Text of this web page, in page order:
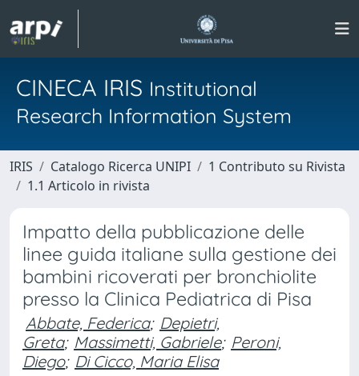
CINECA IRIS Institutional
Research Information System
IRIS Catalogo Ricerca UNIPI
1 Contributo su Rivista
1.1 Articolo in rivista
Impatto della pubblicazione delle
linee guida italiane sulla gestione dei
bambini ricoverati per bronchiolite
presso la Clinica Pediatrica di Pisa
Abbate, Federica; Depietri,
Greta; Massimetti, Gabriele; Peroni,
Diego; Di Cicco, Maria Elisa